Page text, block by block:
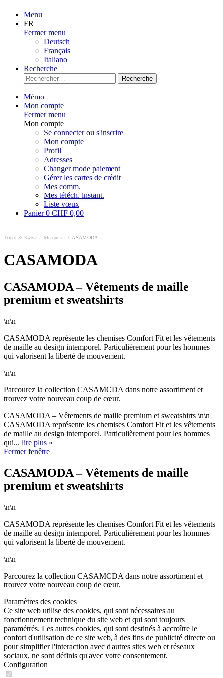
Menu
FR
Fermer menu
Deutsch
Français
Italiano
Recherche
Recherche
Mémo
Mon compte
Fermer menu
Mon compte
Se connecterou s'inscrire
Mon compte
Profil
Adresses
Changer mode paiement
Gérer les cartes de crédit
Mes comm.
Mes téléch. instant.
Liste vœux
Panier0 CHF 0,00
Tricot & Sweat Marques CASAMODA
CASAMODA
CASAMODA – Vêtements de maille
premium et sweatshirts
\n\n
CASAMODA représente les chemises Comfort Fit et les vêtements
de maille au design intemporel. Particulièrement pour les hommes
qui valorisent la liberté de mouvement.
\n\n
Parcourez la collection CASAMODA dans notre assortiment et
trouvez votre nouveau coup de cœur.
CASAMODA – Vêtements de maille premium et sweatshirts \n\n
CASAMODA représente les chemises Comfort Fit et les vêtements
de maille au design intemporel. Particulièrement pour les hommes
qui... lire plus »
Fermer fenêtre
CASAMODA – Vêtements de maille
premium et sweatshirts
\n\n
CASAMODA représente les chemises Comfort Fit et les vêtements
de maille au design intemporel. Particulièrement pour les hommes
qui valorisent la liberté de mouvement.
\n\n
Parcourez la collection CASAMODA dans notre assortiment et
trouvez votre nouveau coup de cœur.
Paramètres des cookies
Ce site web utilise des cookies, qui sont nécessaires au
fonctionnement technique du site web et qui sont toujours
paramétrés. Les autres cookies, qui sont destinés à accroître le
confort d'utilisation de ce site web, à des fins de publicité directe ou
pour simplifier l'interaction avec d'autres sites web et réseaux
sociaux, ne sont définis qu'avec votre consentement.
Configuration